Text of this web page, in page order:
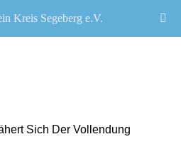
Sich Der Vollendung
Kreis Segeberg e.V.